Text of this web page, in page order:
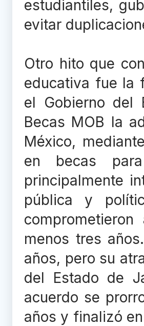
estudiantiles,
evitar
Otro hito que
educativa fue la
el Gobierno del
Becas MOB la
México,
en becas
principalmente
pública y
menos tres
años, pero su
del Estado de
acuerdo se
años y finalizó